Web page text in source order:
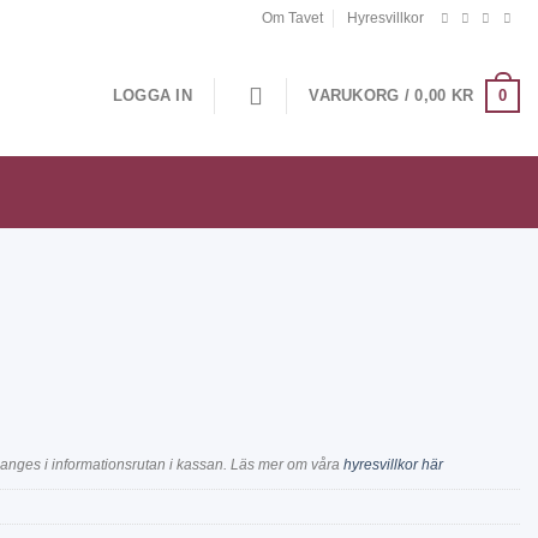
Om Tavet Hyresvillkor
LOGGA IN VARUKORG /0,00 KR 0
i informationsrutan i kassan. Läs mer om våra hyresvillkor här